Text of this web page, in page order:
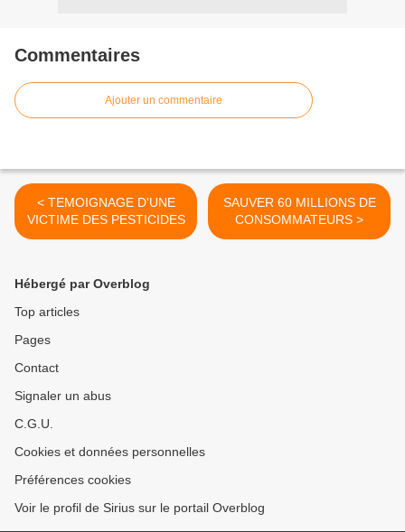
Commentaires
Ajouter un commentaire
< TEMOIGNAGE D'UNE
VICTIME DES PESTICIDES
SAUVER 60 MILLIONS DE
CONSOMMATEURS >
Hébergé par Overblog
Top articles
Pages
Contact
Signaler un abus
C.G.U.
Cookies et données personnelles
Préférences cookies
Voir le profil de Sirius sur le portail Overblog